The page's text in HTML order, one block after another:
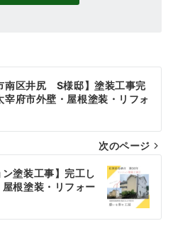
南区井尻 S様邸】塗装工事完
宰府市外壁・屋根塗装・リフォ
次のページ
塗装工事】完工し
根塗装・リフォー